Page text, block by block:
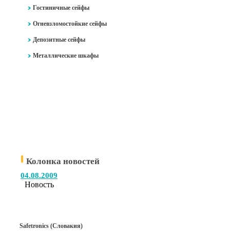
Гостиничные сейфы
Огневзломостойкие сейфы
Депозитные сейфы
Металлические шкафы
Колонка новостей
04.08.2009
Новость
Safetronics (Словакия)